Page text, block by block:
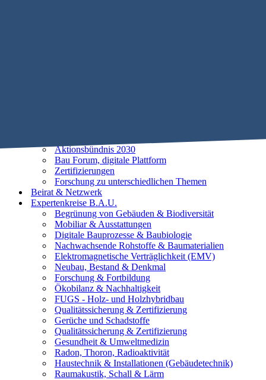
Aktionsbündnis 2030
Bau Forum, digitale Plattform
Zertifizierungen
Forschung zu unterschiedlichen Themen
Beirat & Netzwerk
Expertenkreise B.A.U.
Begrünung von Gebäuden & Biodiversität
Mobiliar & Ausstattungen
Digitale Bauprozesse & Baubiologie
Nachwachsende Rohstoffe & Baumaterialien
Elektromagnetische Verträglichkeit (EMV)
Neubau, Bestand & Denkmal
Forschung & Fortbildung
Ökobilanz & Nachhaltigkeit
FUGS - Holz- und Holzhybridbau
Qualitätssicherung & Zertifizierung
Gerüche und Schadstoffe
Qualitätssicherung & Zertifizierung
Gesundheit & Umweltmedizin
Radon, Thoron, Radioaktivität
Haustechnik & Installationen (Gebäudetechnik)
Raumakustik, Schall & Lärm